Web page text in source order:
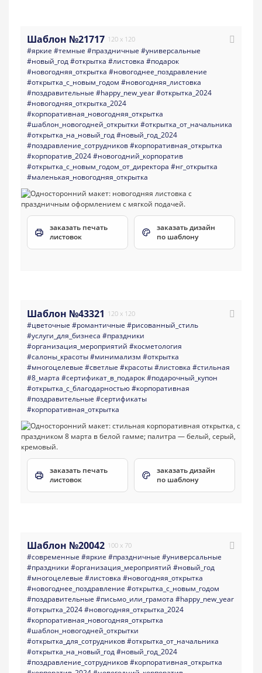
Шаблон №21717 120 x 120
#яркие #темные #праздничные #универсальные
#новый_год#открытка #листовка #подарок
#новогодняя_открытка #новогоднее_поздравление
#открытка_с_новым_годом #новогодняя_листовка
#поздравительные #happy_new_year#открытка_2024
#новогодняя_открытка_2024
#корпоративная_новогодняя_открытка
#шаблон_новогодней_открытки #открытка_от_начальника
#открытка_на_новый_год#новый_год_2024
#поздравление_сотрудников#корпоративная_открытка
#корпоратив_2024#новогодний_корпоратив
#открытка_с_новым_годом_от_директора #нг_открытка
#маленькая_новогодняя_открытка
заказать печать
листовок
заказать дизайн
по шаблону
Шаблон №43321 120 x 120
#цветочные #романтичные #рисованный_стиль
#услуги_для_бизнеса #праздники
#организация_мероприятий #косметология
#салоны_красоты#минимализм #открытка
#многоцелевые #светлые #красоты#листовка #стильная
#8_марта #сертификат_в_подарок#подарочный_купон
#открытка_с_благодарностью#корпоративная
#поздравительные #сертификаты
#корпоративная_открытка
заказать печать
листовок
заказать дизайн
по шаблону
Шаблон №20042 100 x 70
#современные #яркие #праздничные #универсальные
#праздники #организация_мероприятий #новый_год
#многоцелевые #листовка #новогодняя_открытка
#новогоднее_поздравление #открытка_с_новым_годом
#поздравительные #письмо_или_грамота #happy_new_year
#открытка_2024#новогодняя_открытка_2024
#корпоративная_новогодняя_открытка
#шаблон_новогодней_открытки
#открытка_для_сотрудников#открытка_от_начальника
#открытка_на_новый_год#новый_год_2024
#поздравление_сотрудников#корпоративная_открытка